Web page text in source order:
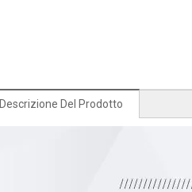
Descrizione Del Prodotto